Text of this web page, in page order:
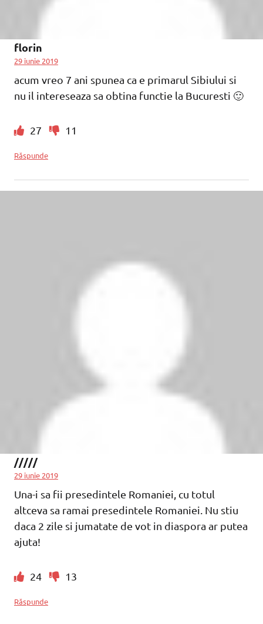
florin
29 iunie 2019
acum vreo 7 ani spunea ca e primarul Sibiului si
nu il intereseaza sa obtina functie la Bucuresti 🙂
27 11
Răspunde
/////
29 iunie 2019
Una-i sa fii presedintele Romaniei, cu totul
altceva sa ramai presedintele Romaniei. Nu stiu
daca 2 zile si jumatate de vot in diaspora ar putea
ajuta!
24 13
Răspunde